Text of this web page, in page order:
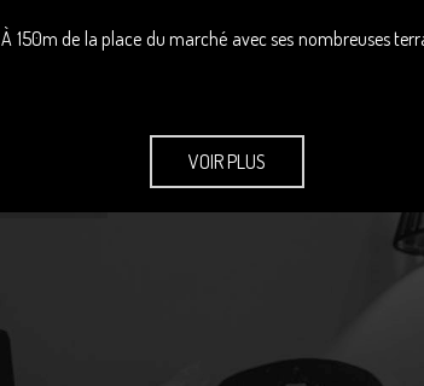
150m de la place du marché avec ses nombreuses
…
VOIR PLUS